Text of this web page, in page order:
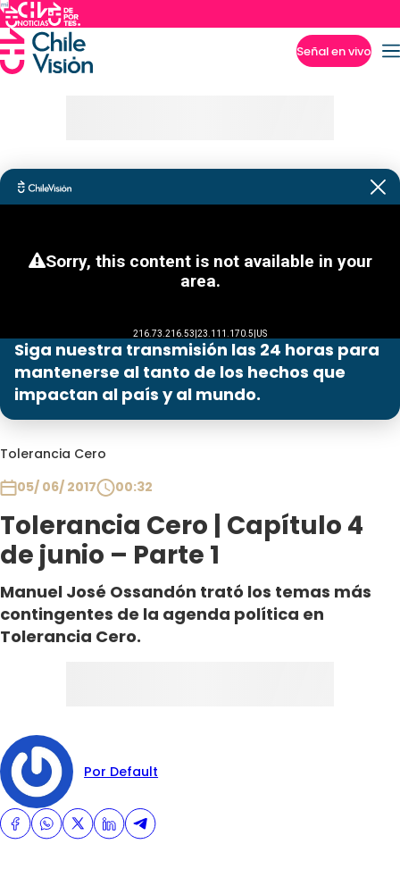
Señal en vivo
Siga nuestra transmisión las 24 horas para
mantenerse al tanto de los hechos que
impactan al país y al mundo.
Tolerancia Cero
05/ 06/ 2017
00:32
Tolerancia Cero | Capítulo 4
de junio – Parte 1
Manuel José Ossandón trató los temas más
contingentes de la agenda política en
Tolerancia Cero.
Por Default
Programas
Club De La Comedia
Contigo en Directo
Plan Perfecto
El Tiempo
Sabingo
Todos Los Programas